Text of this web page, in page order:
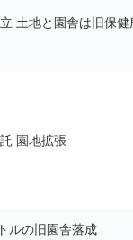
土地と園舎は旧保
園地拡張
ルの旧園舎落成